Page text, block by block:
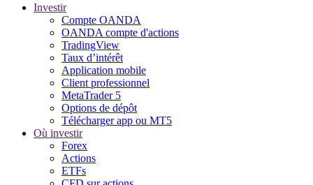
Investir
Compte OANDA
OANDA compte d'actions
TradingView
Taux d’intérêt
Application mobile
Client professionnel
MetaTrader 5
Options de dépôt
Télécharger app ou MT5
Où investir
Forex
Actions
ETFs